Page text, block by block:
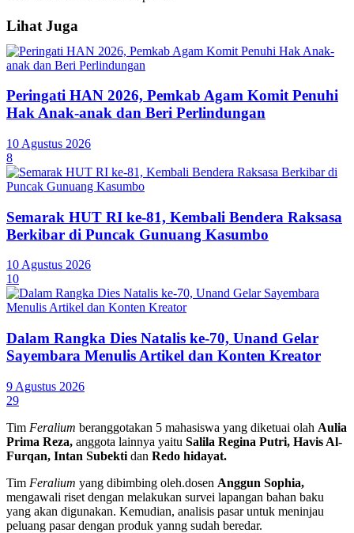
Lihat Juga
Peringati HAN 2026, Pemkab Agam Komit Penuhi
Hak Anak-anak dan Beri Perlindungan
10 Agustus 2026
8
Semarak HUT RI ke-81, Kembali Bendera Raksasa
Berkibar di Puncak Gunuang Kasumbo
10 Agustus 2026
10
Dalam Rangka Dies Natalis ke-70, Unand Gelar
Sayembara Menulis Artikel dan Konten Kreator
9 Agustus 2026
29
Tim Feralium beranggotakan 5 mahasiswa yang diketuai olah Aulia
Prima Reza, anggota lainnya yaitu Salila Regina Putri, Havis Al-
Furqan, Intan Subekti dan Redo hidayat.
Tim Feralium yang dibimbing oleh.dosen Anggun Sophia,
mengawali riset dengan melakukan survei lapangan bahan baku
yang akan digunakan. Kemudian, analisis pasar untuk meninjau
peluang pasar dengan produk yanng sudah beredar.